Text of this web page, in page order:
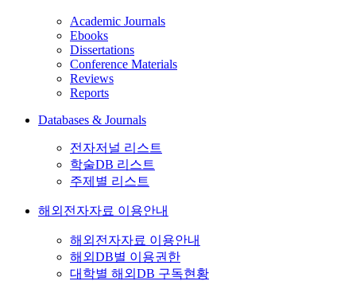
Academic Journals
Ebooks
Dissertations
Conference Materials
Reviews
Reports
Databases & Journals
전자저널 리스트
학술DB 리스트
주제별 리스트
해외전자자료 이용안내
해외전자자료 이용안내
해외DB별 이용권한
대학별 해외DB 구독현황